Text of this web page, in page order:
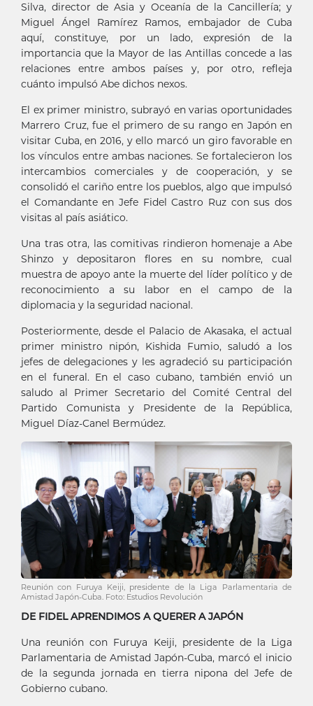
Silva, director de Asia y Oceanía de la Cancillería; y
Miguel Ángel Ramírez Ramos, embajador de Cuba
aquí, constituye, por un lado, expresión de la
importancia que la Mayor de las Antillas concede a las
relaciones entre ambos países y, por otro, refleja
cuánto impulsó Abe dichos nexos.
El ex primer ministro, subrayó en varias oportunidades
Marrero Cruz, fue el primero de su rango en Japón en
visitar Cuba, en 2016, y ello marcó un giro favorable en
los vínculos entre ambas naciones. Se fortalecieron los
intercambios comerciales y de cooperación, y se
consolidó el cariño entre los pueblos, algo que impulsó
el Comandante en Jefe Fidel Castro Ruz con sus dos
visitas al país asiático.
Una tras otra, las comitivas rindieron homenaje a Abe
Shinzo y depositaron flores en su nombre, cual
muestra de apoyo ante la muerte del líder político y de
reconocimiento a su labor en el campo de la
diplomacia y la seguridad nacional.
Posteriormente, desde el Palacio de Akasaka, el actual
primer ministro nipón, Kishida Fumio, saludó a los
jefes de delegaciones y les agradeció su participación
en el funeral. En el caso cubano, también envió un
saludo al Primer Secretario del Comité Central del
Partido Comunista y Presidente de la República,
Miguel Díaz-Canel Bermúdez.
Reunión con Furuya Keiji, presidente de la Liga Parlamentaria de
Amistad Japón-Cuba. Foto: Estudios Revolución
DE FIDEL APRENDIMOS A QUERER A JAPÓN
Una reunión con Furuya Keiji, presidente de la Liga
Parlamentaria de Amistad Japón-Cuba, marcó el inicio
de la segunda jornada en tierra nipona del Jefe de
Gobierno cubano.